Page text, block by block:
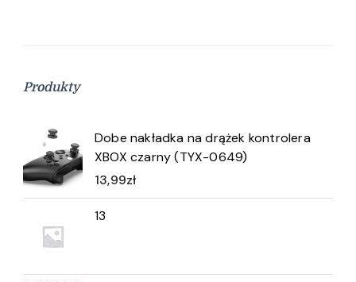
Produkty
Dobe nakładka na drążek kontrolera
XBOX czarny (TYX-0649)
13,99zł
13